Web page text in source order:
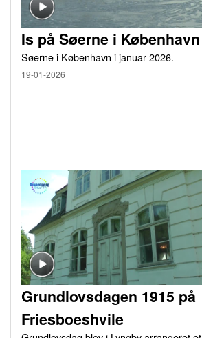
Is på Søerne i København
Søerne i København i januar 2026.
19-01-2026
Grundlovsdagen 1915 på
Friesboeshvile